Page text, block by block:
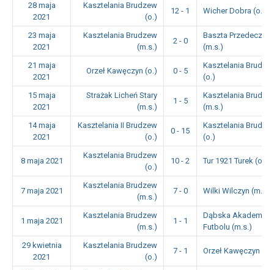
28 maja
2021
Kasztelania Brudzew
(o.)
12 - 1 Wicher Dobra (o.)
23 maja
2021
Kasztelania Brudzew
(m.s.)
2 - 0
Baszta Przedecz
(m.s.)
21 maja
2021
Orzeł Kawęczyn (o.) 0 - 5
Kasztelania
(o.)
15 maja
2021
Strażak Licheń Stary
(m.s.)
1 - 5
Kasztelania
(m.s.)
14 maja
2021
Kasztelania II Brudzew
(o.)
0 - 15
Kasztelania
(o.)
8 maja 2021
Kasztelania Brudzew
(o.)
10 - 2 Tur 1921 Turek (o.)
7 maja 2021
Kasztelania Brudzew
(m.s.)
7 - 0 Wilki Wilczyn (m.s.)
1 maja 2021
Kasztelania Brudzew
(m.s.)
1 - 1
Dąbska Akademia
Futbolu (m.s.)
29 kwietnia
2021
Kasztelania Brudzew
(o.)
7 - 1 Orzeł Kawęczyn (o.)